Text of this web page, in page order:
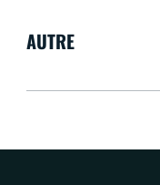
AUTRE